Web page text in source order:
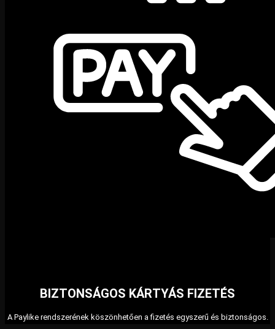
BIZTONSÁGOS KÁRTYÁS FIZETÉS
A Paylike rendszerének köszönhetően a fizetés egyszerű és biztonságos.